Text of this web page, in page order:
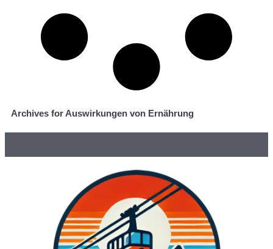
Archives for Auswirkungen von Ernährung